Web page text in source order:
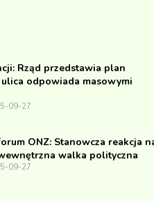
Rząd przedstawia plan
odpowiada masowymi
09-27
ONZ: Stanowcza reakcja
walka polityczna
09-27